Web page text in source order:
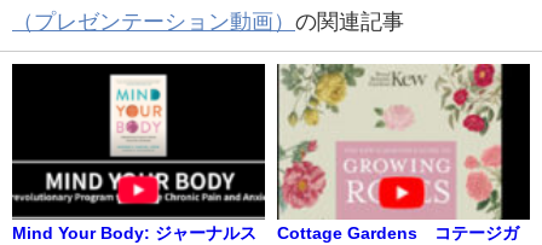
（プレゼンテーション動画） の関連記事
Mind Your Body: ジャーナルス
Cottage Gardens コテージガ